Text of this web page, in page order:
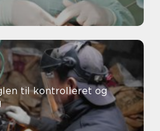
til kontrolleret og